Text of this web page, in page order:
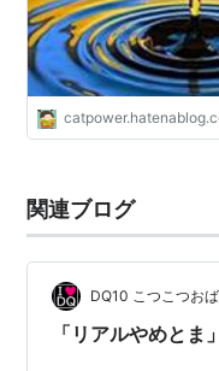
関連ブログ
DQ10 こつこつお
「リアルやめとま